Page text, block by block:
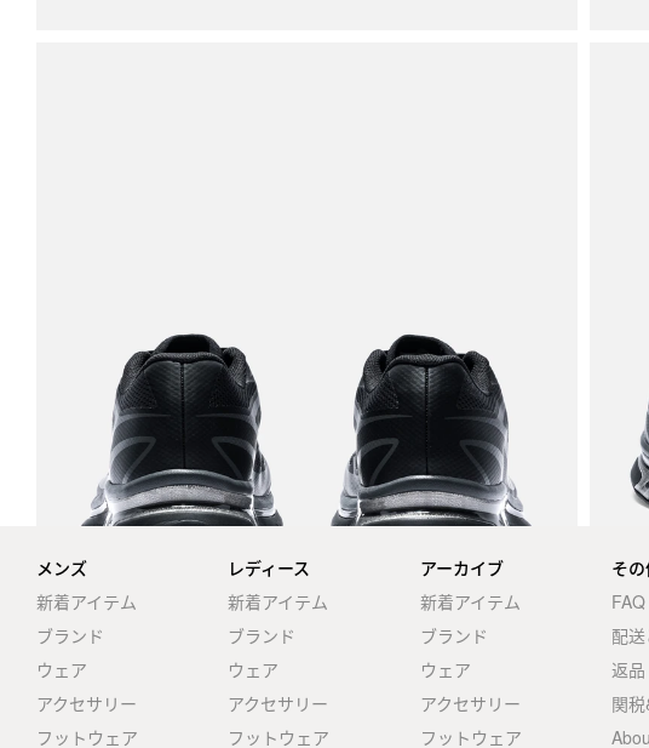
メンズ
新着アイテム
ブランド
ウェア
アクセサリー
フットウェア
レディース
新着アイテム
ブランド
ウェア
アクセサリー
フットウェア
アーカイブ
新着アイテム
ブランド
ウェア
アクセサリー
フットウェア
そ
FAQ
配
返品
関